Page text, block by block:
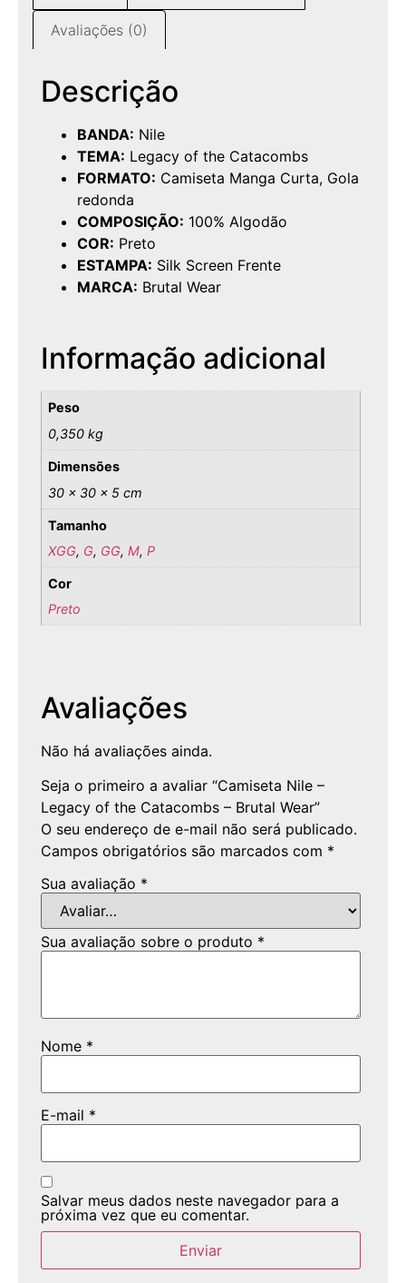
Avaliações (0)
Descrição
BANDA: Nile
TEMA: Legacy of the Catacombs
FORMATO: Camiseta Manga Curta, Gola
redonda
COMPOSIÇÃO: 100% Algodão
COR: Preto
ESTAMPA: Silk Screen Frente
MARCA: Brutal Wear
Informação adicional
Peso
0,350 kg
Dimensões
30 × 30 × 5 cm
Tamanho
XGG, G, GG,M,P
Cor
Preto
Avaliações
Não há avaliações ainda.
Seja o primeiro a avaliar “Camiseta Nile –
Legacy of the Catacombs – Brutal Wear”
O seu endereço de e-mail não será publicado.
Campos obrigatórios são marcados com *
Sua avaliação *
Sua avaliação sobre o produto *
Nome *
E-mail *
Salvar meus dados neste navegador para a
próxima vez que eu comentar.